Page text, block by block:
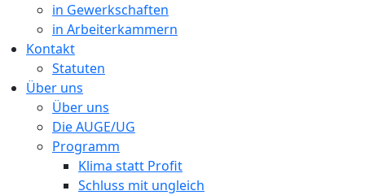
in Gewerkschaften
in Arbeiterkammern
Kontakt
Statuten
Über uns
Über uns
Die AUGE/UG
Programm
Klima statt Profit
Schluss mit ungleich